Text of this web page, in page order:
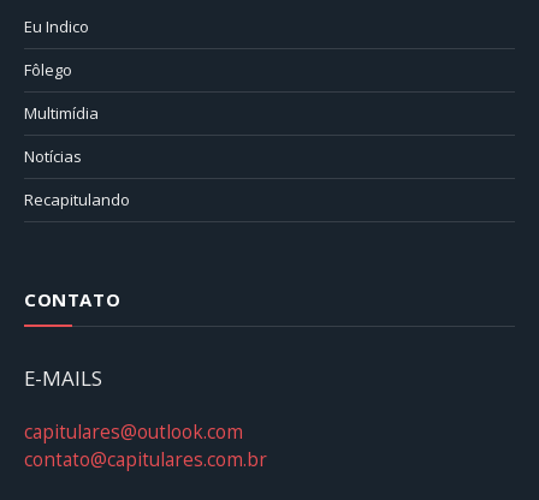
Eu Indico
Fôlego
Multimídia
Notícias
Recapitulando
CONTATO
E-MAILS
capitulares@outlook.com
contato@capitulares.com.br